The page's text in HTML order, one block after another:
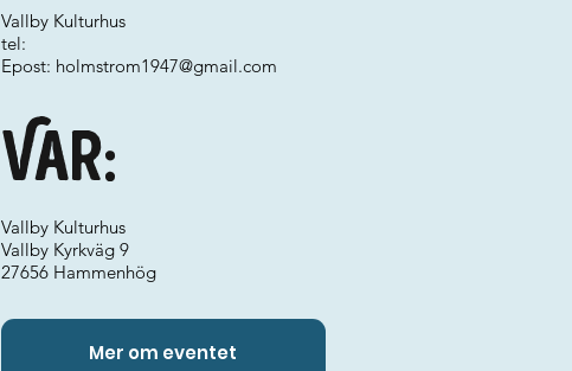
Var:
Vallby Kulturhus
tel:
Epost: holmstrom1947@gmail.com
Vallby Kulturhus
Vallby Kyrkväg 9
27656 Hammenhög
Mer om eventet